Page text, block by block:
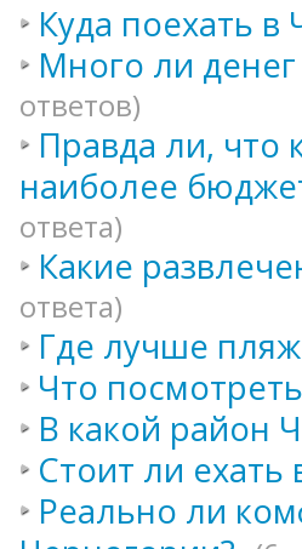
Куда поехать
Много ли
ответов)
Правда ли, что
наиболее
ответа)
Какие
ответа)
Где лучше
Что
В какой район
Стоит ли
Реально ли